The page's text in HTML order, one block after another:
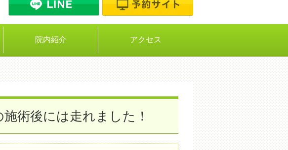
院内紹介 アクセス
術後には走れました！